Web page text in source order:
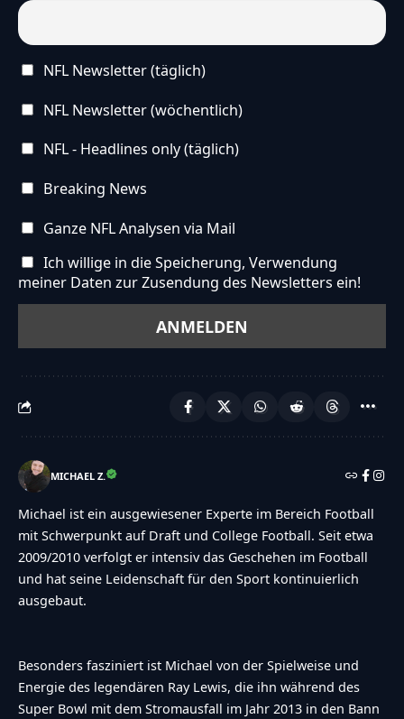
NFL Newsletter (täglich)
NFL Newsletter (wöchentlich)
NFL - Headlines only (täglich)
Breaking News
Ganze NFL Analysen via Mail
Ich willige in die Speicherung, Verwendung
meiner Daten zur Zusendung des Newsletters ein!
MICHAEL Z.
Michael ist ein ausgewiesener Experte im Bereich Football
mit Schwerpunkt auf Draft und College Football. Seit etwa
2009/2010 verfolgt er intensiv das Geschehen im Football
und hat seine Leidenschaft für den Sport kontinuierlich
ausgebaut.
Besonders fasziniert ist Michael von der Spielweise und
Energie des legendären Ray Lewis, die ihn während des
Super Bowl mit dem Stromausfall im Jahr 2013 in den Bann